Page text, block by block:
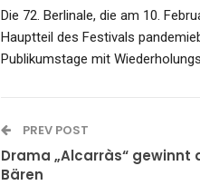
Die 72. Berlinale, die am 10.
Hauptteil des Festivals
Publikumstage mit
PREV POST
Drama „Alcarràs“ gewinnt
Bären